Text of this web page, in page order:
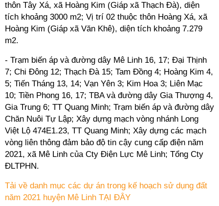
thôn Tây Xá, xã Hoàng Kim (Giáp xã Thạch Đà), diện
tích khoảng 3000 m2; Vị trí 02 thuộc thôn Hoàng Xá, xã
Hoàng Kim (Giáp xã Văn Khê), diện tích khoảng 7.279
m2.
- Trạm biến áp và đường dây Mê Linh 16, 17; Đại Thịnh
7; Chi Đông 12; Thạch Đà 15; Tam Đồng 4; Hoàng Kim 4,
5; Tiến Tháng 13, 14; Vạn Yên 3; Kim Hoa 3; Liên Mạc
10; Tiền Phong 16, 17; TBA và đường dây Gia Thượng 4,
Gia Trung 6; TT Quang Minh; Trạm biến áp và đường dây
Chăn Nuôi Tự Lập; Xây dựng mạch vòng nhánh Long
Việt Lộ 474E1.23, TT Quang Minh; Xây dựng các mạch
vòng liên thông đảm bảo độ tin cậy cung cấp điện năm
2021, xã Mê Linh của Cty Điện Lực Mê Linh; Tổng Cty
ĐLTPHN.
Tải về danh mục các dự án trong kế hoạch sử dụng đất
năm 2021 huyện Mê Linh TẠI ĐÂY